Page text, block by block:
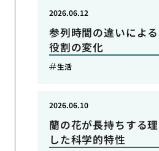
参列時間の違いによ
役割の変化
2026.06.12
生活
蘭の花が長持ちする
した科学的特性
2026.06.10